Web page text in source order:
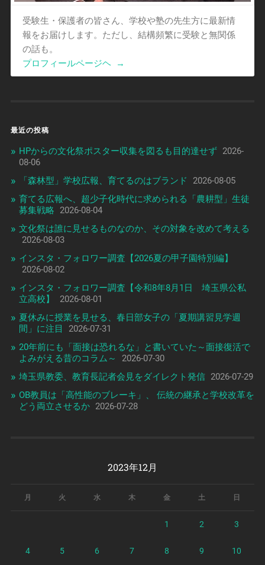
受験生・保護者の皆さん、学校や塾の先生方に最新情
報をお届けします。ただし、結構頻繁に受験と無関係
の話も。
プロフィールページヘ
→
最近の投稿
HPからの文化祭ポスター収集を図るも目的達せず 2026-
08-06
「森林型」学校広報、育てるのはブランド
2026-08-05
育てる広報へ、超少子化時代に求められる「農耕型」生徒
募集戦略
2026-08-04
文化祭は誰に見せるものなのか、その対象を改めて考える
2026-08-03
インスタ・フォロワー調査【2026夏の甲子園特別編】
2026-08-02
インスタ・フォロワー調査【令和8年8月1日 埼玉県公私
立高校】
2026-08-01
夏休みに授業を見せる、春日部女子の「夏期講習見学週
間」に注目
2026-07-31
20年前にも「面接は恐れるな」と書いていた～面接復活で
よみがえる昔のコラム～
2026-07-30
埼玉県教委、教育長記者会見をダイレクト発信 2026-07-29
OB教員は「高性能のブレーキ」、 伝統の継承と学校改革を
どう両立させるか 2026-07-28
2023年12月
月 火 水 木 金 土 日
1 2 3
4 5 6 7 8 9 10